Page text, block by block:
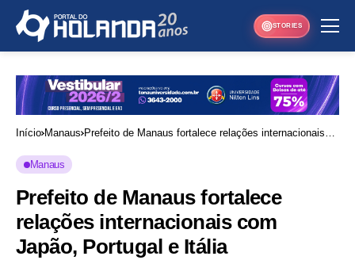
STORIES
Início Manaus Prefeito de Manaus fortalece relações internacionais
Manaus
Prefeito de Manaus fortalece
relações internacionais com
Japão, Portugal e Itália